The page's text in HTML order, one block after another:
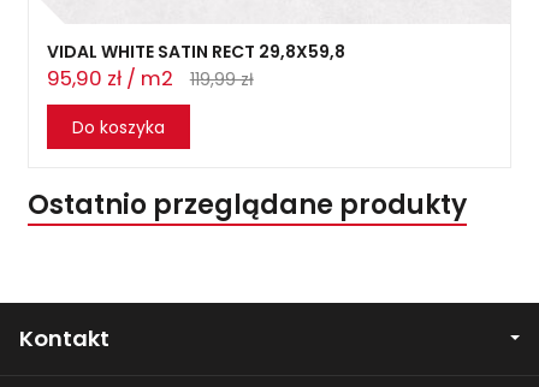
VIDAL WHITE SATIN RECT 29,8X59,8
95,90 zł / m2
119,99 zł
Do koszyka
Ostatnio przeglądane produkty
Kontakt